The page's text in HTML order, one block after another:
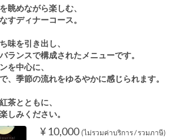
眺めながら楽しむ、
すディナーコース。
味を引き出し、
ランスで構成されたメニューです。
を中心に、
、季節の流れをゆるやかに感じられます。
茶とともに、
しみください。
¥ 10,000 (ไม่รวมค่าบริการ / รวมภาษี)